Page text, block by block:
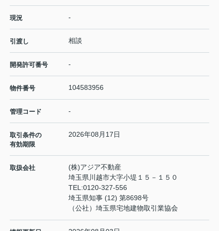
現況 -
引渡し 相談
開発許可番号 -
物件番号 104583956
管理コード -
取引条件の
有効期限
2026年08月17日
取扱会社
(株)アジア不動産
埼玉県川越市大字小堤１５－１５０
TEL:0120-327-556
埼玉県知事 (12) 第8698号
（公社）埼玉県宅地建物取引業協会